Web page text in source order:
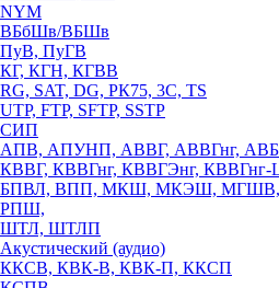
NYM
ВБбШв/ВБШв
ПуВ, ПуГВ
КГ, КГН, КГВВ
RG, SAT, DG, РК75, 3С, TS
UTP, FTP, SFTP, SSTP
СИП
АПВ, АПУНП, АВВГ, АВВГнг,
КВВГ, КВВГнг, КВВГЭнг, КВВГнг-
БПВЛ, ВПП, МКШ, МКЭШ,
РПШ,
ШТЛ, ШТЛП
Акустический (аудио)
ККСВ, КВК-В, КВК-П, ККСП